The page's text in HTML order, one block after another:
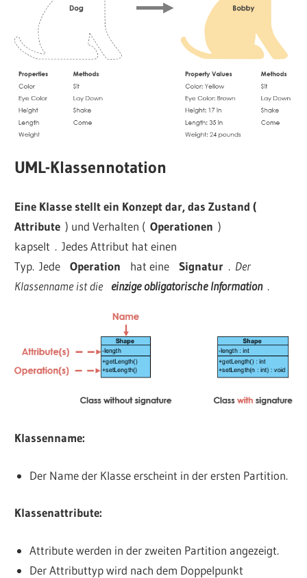
UML-Klassennotation
Eine Klasse stellt ein Konzept dar, das Zustand (
Attribute ) und Verhalten (Operationen )
kapselt . Jedes Attribut hat einen
Typ. JedeOperation hat eineSignatur . Der
Klassenname ist die einzige obligatorische Information.
Klassenname:
Der Name der Klasse erscheint in der ersten Partition.
Klassenattribute:
Attribute werden in der zweiten Partition angezeigt.
Der Attributtyp wird nach dem Doppelpunkt